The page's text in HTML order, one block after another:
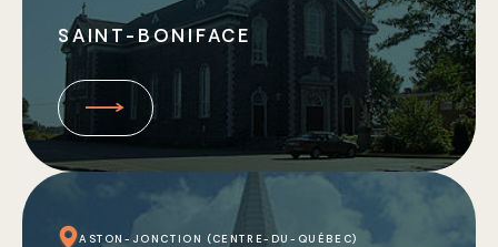
SAINT-BONIFACE
ASTON-JONCTION (CENTRE-DU-QUÉBEC)